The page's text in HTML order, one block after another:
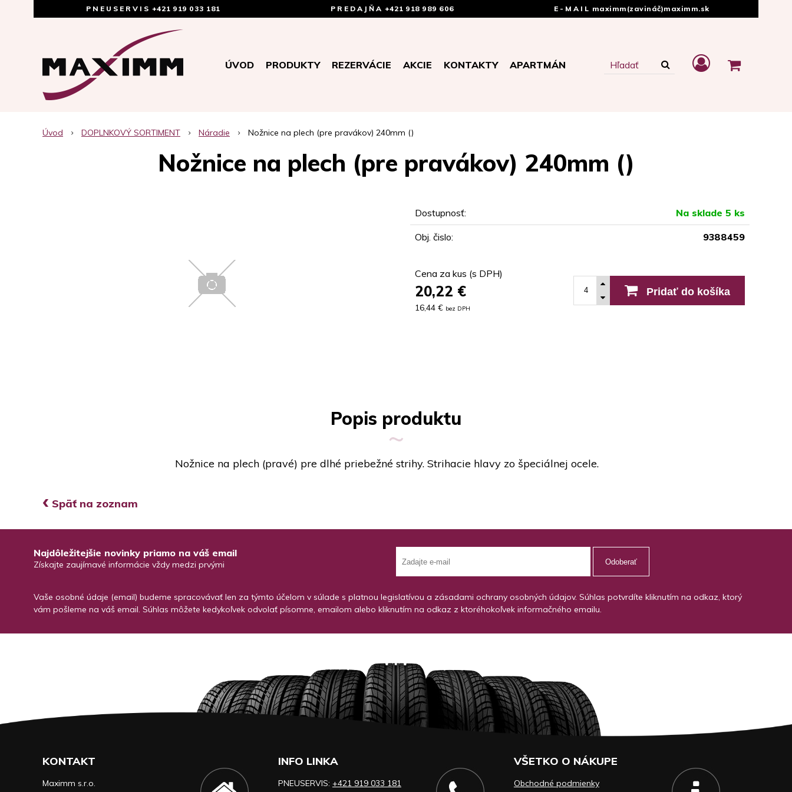
PNEUSERVIS +421 919 033 181 PREDAJŇA +421 918 989 606 E-MAIL maximm(zavináč)maximm.sk
ÚVOD PRODUKTY REZERVÁCIE AKCIE KONTAKTY APARTMÁN
Úvod DOPLNKOVÝ SORTIMENT Náradie Nožnice na plech (pre pravákov) 240mm ()
Nožnice na plech (pre pravákov) 240mm ()
Dostupnosť: Na sklade 5 ks
Obj. čislo: 9388459
Cena za kus (s DPH)
20,22 €
16,44 € bez DPH
Pridať do košíka
Popis produktu
Nožnice na plech (pravé) pre dlhé priebežné strihy. Strihacie hlavy zo špeciálnej ocele.
‹ Späť na zoznam
Najdôležitejšie novinky priamo na váš email
Získajte zaujímavé informácie vždy medzi prvými Odoberať
Vaše osobné údaje (email) budeme spracovávať len za týmto účelom v súlade s platnou legislatívou a zásadami ochrany osobných údajov. Súhlas potvrdíte kliknutím na odkaz, ktorý
vám pošleme na váš email. Súhlas môžete kedykoľvek odvolať písomne, emailom alebo kliknutím na odkaz z ktoréhokoľvek informačného emailu.
KONTAKT
Maximm s.r.o.
INFO LINKA
PNEUSERVIS: +421 919 033 181
VŠETKO O NÁKUPE
Obchodné podmienky